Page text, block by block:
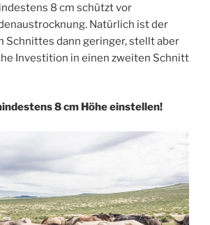
8 cm schützt vor
Natürlich ist der
Schnittes dann geringer, stellt aber
Investition in einen zweiten Schnitt
8 cm Höhe einstellen!